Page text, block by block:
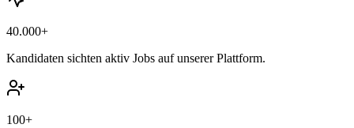
40.000+
Kandidaten sichten aktiv Jobs auf unserer Plattform.
100+